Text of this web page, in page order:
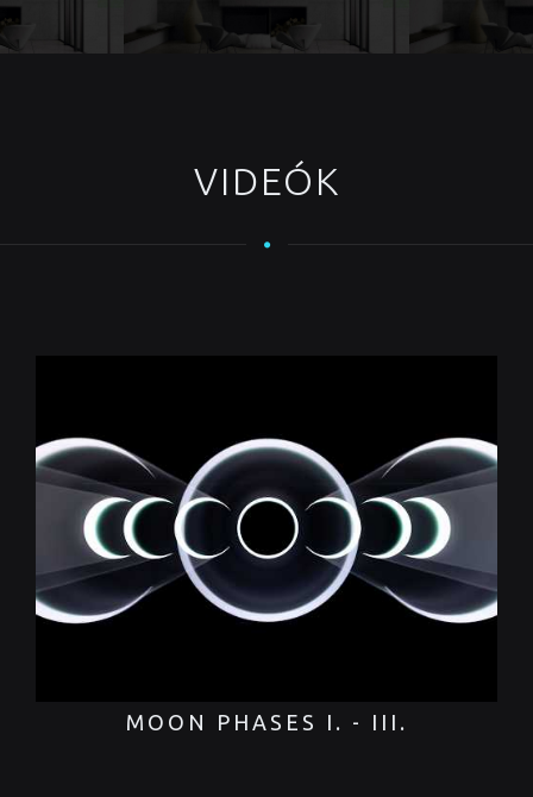
VIDEÓK
MOON PHASES I. - III.